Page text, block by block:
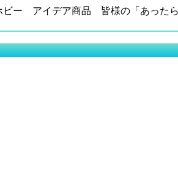
アイデア商品 皆様の「あったら